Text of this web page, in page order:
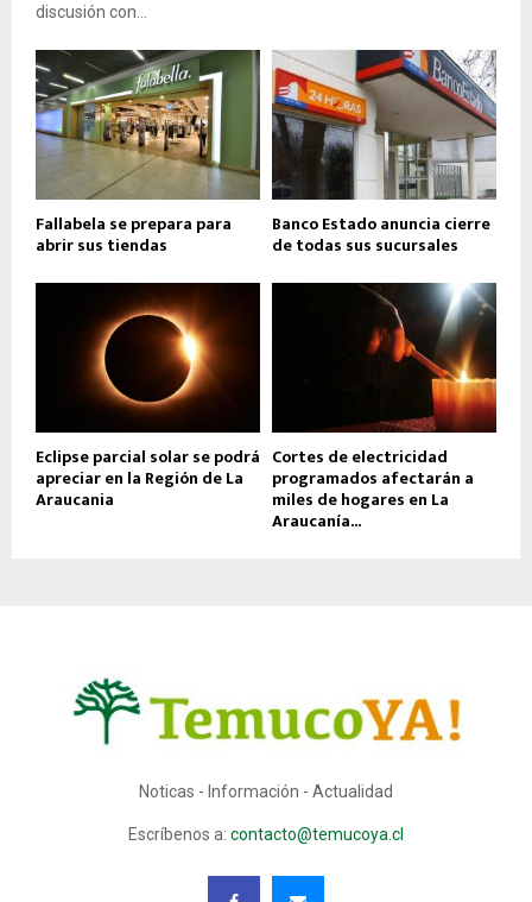
discusión con...
Fallabela se prepara para
abrir sus tiendas
Banco Estado anuncia cierre
de todas sus sucursales
Eclipse parcial solar se podrá
apreciar en la Región de La
Araucania
Cortes de electricidad
programados afectarán a
miles de hogares en La
Araucanía...
Noticas - Información - Actualidad
Escríbenos a: contacto@temucoya.cl